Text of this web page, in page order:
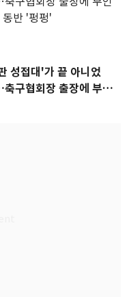
성접대'가 끝 아니었
구협회장 출장에 부인